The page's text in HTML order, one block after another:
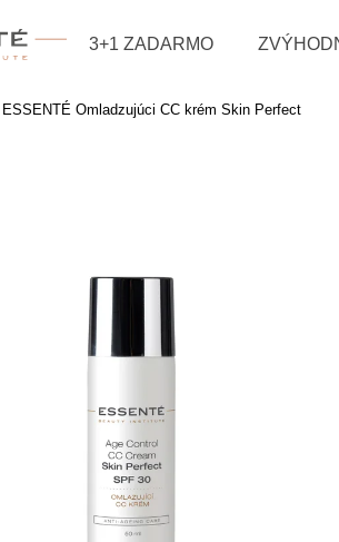
3+1 ZADARMO
ESSENTÉ Omladzujúci CC krém Skin Perfect
Čo
EMULZIA S AHA